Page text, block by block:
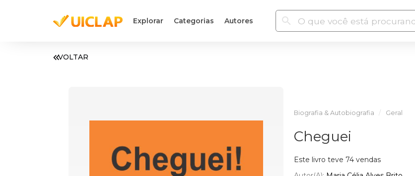
Explorar Categorias Autores
VOLTAR
Biografia & Autobiografia Geral
Cheguei
Este livro teve 74 vendas